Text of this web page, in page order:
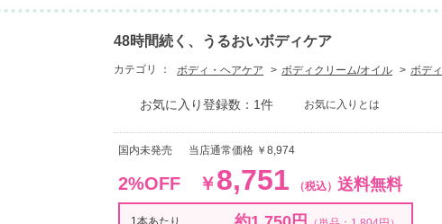
48時間続く、うるおいボディケア
カテゴリ ： ボディ・ヘアケア ボディクリーム/オイル ボデ
お気に入り登録数：1件 お気に入りとは
国内未発売 当店通常価格 ￥8,974
2%OFF ￥8,751 （税込） 送料無料
1本あたり